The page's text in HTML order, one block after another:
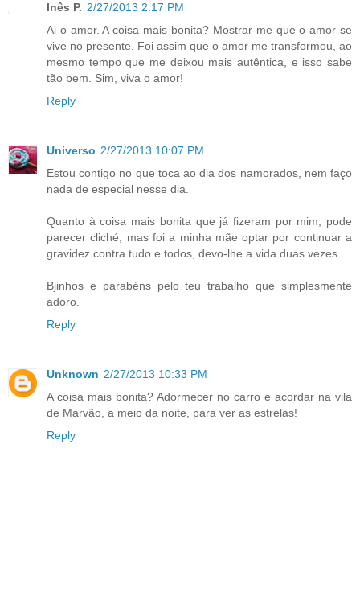
Inês P. 2/27/2013 2:17 PM
Ai o amor. A coisa mais bonita? Mostrar-me que o amor se
vive no presente. Foi assim que o amor me transformou, ao
mesmo tempo que me deixou mais autêntica, e isso sabe
tão bem. Sim, viva o amor!
Reply
Universo 2/27/2013 10:07 PM
Estou contigo no que toca ao dia dos namorados, nem faço
nada de especial nesse dia.
Quanto à coisa mais bonita que já fizeram por mim, pode
parecer cliché, mas foi a minha mãe optar por continuar a
gravidez contra tudo e todos, devo-lhe a vida duas vezes.
Bjinhos e parabéns pelo teu trabalho que simplesmente
adoro.
Reply
Unknown 2/27/2013 10:33 PM
A coisa mais bonita? Adormecer no carro e acordar na vila
de Marvão, a meio da noite, para ver as estrelas!
Reply